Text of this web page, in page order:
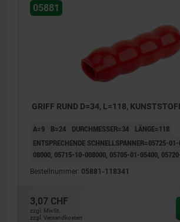
05881
GRIFF RUND D=34, L=118,
A=9 B=24 DURCHMESSER=34
LÄNGE=118
ENTSPRECHENDE SCHNELLSPANNER=05725-
08000, 05715-10-008000, 05705-01-05400,
Bestellnummer: 05881-118341
3,07 CHF
zzgl. MwSt.
zzgl. Versandkosten